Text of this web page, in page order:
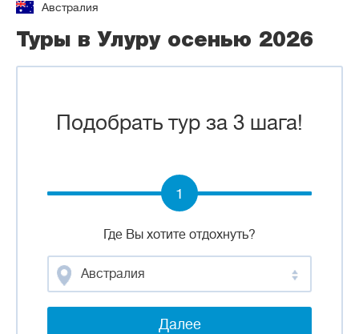
Австралия
Туры в Улуру осенью 2026
Подобрать тур за 3 шага!
Где Вы хотите отдохнуть?
Австралия
Далее
1